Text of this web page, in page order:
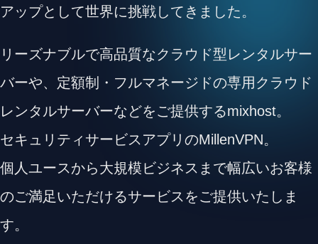
アップとして世界に挑戦してきました。
リーズナブルで高品質なクラウド型レンタルサー
バーや、定額制・フルマネージドの専用クラウド
レンタルサーバーなどをご提供するmixhost。
セキュリティサービスアプリのMillenVPN。
個人ユースから大規模ビジネスまで幅広いお客様
のご満足いただけるサービスをご提供いたしま
す。